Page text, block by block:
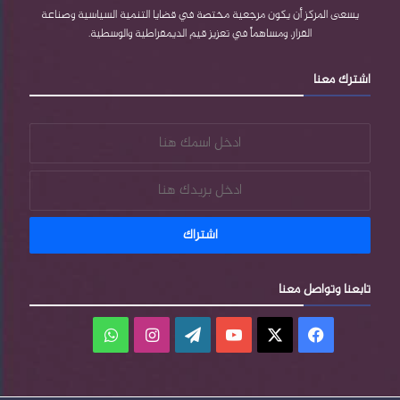
e
e
م
يسعى المركز أن يكون مرجعية مختصة في قضايا التنمية السياسية وصناعة
القرار، ومساهماً في تعزيز قيم الديمقراطية والوسطية.
اشترك معنا
تابعنا وتواصل معنا
فيسبوك ‫YouTube
‫WordPress
انستقرام